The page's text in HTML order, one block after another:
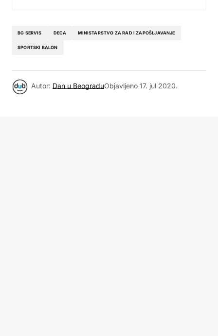
BG SERVIS DECA MINISTARSTVO ZA RAD I ZAPOŠLJAVANJE
SPORTSKI BALON
Autor: Dan u BeograduObjavljeno 17. jul 2020.